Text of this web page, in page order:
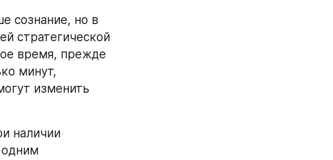
сознание, но в
стратегической
время, прежде
минут,
изменить
наличии
одним